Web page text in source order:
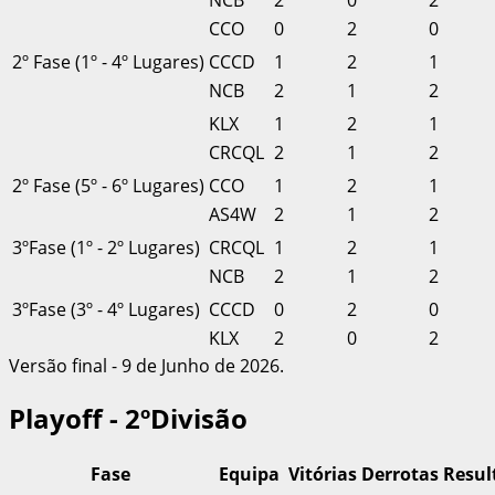
CCO
0 2
0
2º Fase (1º - 4º Lugares) CCCD 1 2
1
NCB
2 1
2
KLX
1 2
1
CRCQL 2 1
2
2º Fase (5º - 6º Lugares) CCO 1 2
1
AS4W
2 1
2
3ºFase (1º - 2º Lugares) CRCQL 1 2
1
NCB
2 1
2
3ºFase (3º - 4º Lugares) CCCD 0 2
0
KLX
2 0
2
Versão final - 9 de Junho de 2026.
Playoff - 2ºDivisão
Fase Equipa Vitórias Derrotas